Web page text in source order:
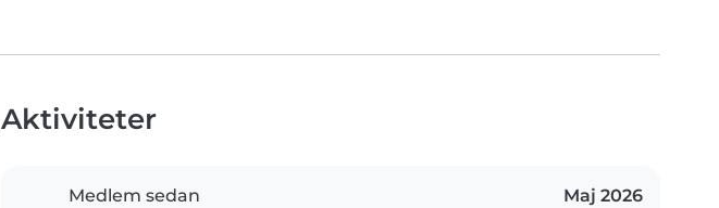
Aktiviteter
Medlem sedan Maj 2026